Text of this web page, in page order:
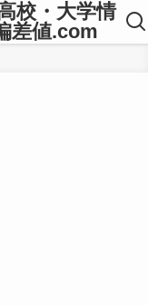
校・大学情
差値.com